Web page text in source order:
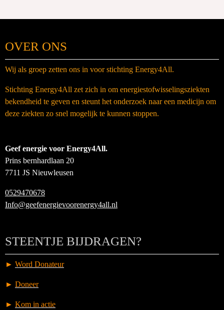
OVER ONS
Wij als groep zetten ons in voor stichting Energy4All.
Stichting Energy4All zet zich in om energiestofwisselingsziekten
bekendheid te geven en steunt het onderzoek naar een medicijn om
deze ziekten zo snel mogelijk te kunnen stoppen.
Geef energie voor Energy4All.
Prins bernhardlaan 20
7711 JS Nieuwleusen
0529470678
Info@geefenergievoorenergy4all.nl
STEENTJE BIJDRAGEN?
► Word Donateur
► Doneer
► Kom in actie